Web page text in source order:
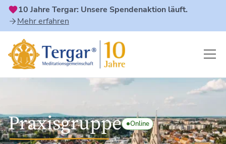
10 Jahre Tergar: Unsere Spendenaktion läuft.
Mehr erfahren
Praxisgruppe Online